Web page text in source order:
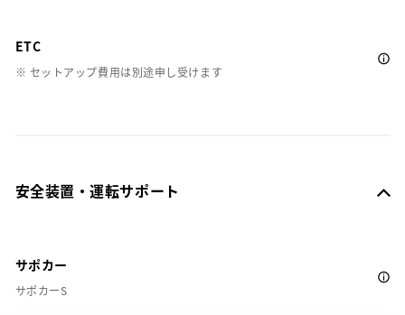
ETC
※ セットアップ費用は別途申し受けます
安全装置・運転サポート
サポカー
サポカーS